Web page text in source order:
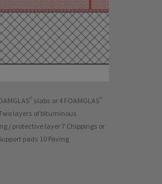
slabs or 4 FOAMGLAS®
layers of bituminous
/ protective layer 7 Chippings or
pads 10 Paving